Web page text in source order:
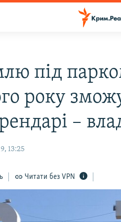
під
року
–
13:25
Читати без VPN